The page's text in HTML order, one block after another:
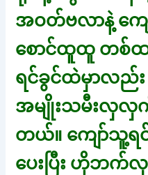
အဝတ်ဗလာနဲ့ က
စောင်ထူထူ တစ်ထ
ရင်ခွင်ထဲမှာလည်း
အမျိုးသမီးလှလှ
တယ်။ ကျော်သူ့ရ
ပေးပြီး ဟိုဘ